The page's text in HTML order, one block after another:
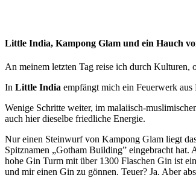
Little India, Kampong Glam und ein Hauch
An meinem letzten Tag reise ich durch Kulturen,
In Little India empfängt mich ein Feuerwerk
Wenige Schritte weiter, im malaiisch-
auch hier dieselbe friedliche Energie.
Nur einen Steinwurf von Kampong Glam liegt
Spitznamen „Gotham Building” eingebracht
hohe Gin Turm mit über 1300 Flaschen Gin ist
und mir einen Gin zu gönnen. Teuer? Ja. Aber